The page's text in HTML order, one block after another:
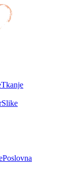
Tkanje
Slike
Poslovna